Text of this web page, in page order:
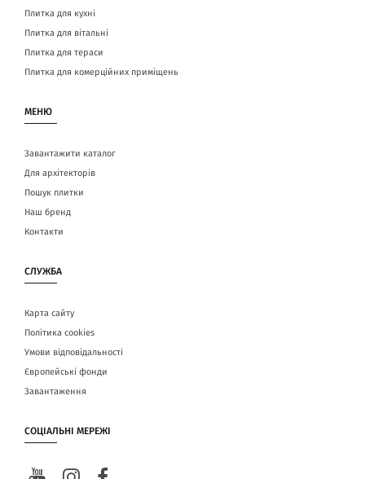
Плитка для кухні
Плитка для вітальні
Плитка для тераси
Плитка для комерційних приміщень
МЕНЮ
Завантажити каталог
Для архітекторів
Пошук плитки
Наш бренд
Контакти
СЛУЖБА
Карта сайту
Політика cookies
Умови відповідальності
Європейські фонди
Завантаження
СОЦІАЛЬНІ МЕРЕЖІ